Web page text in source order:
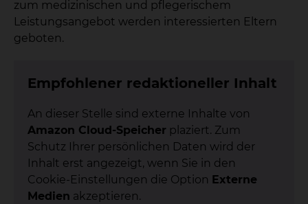
zum medizinischen und pflegerischem
Leistungsangebot werden interessierten Eltern
geboten.
Empfohlener redaktioneller Inhalt
An dieser Stelle sind externe Inhalte von
Amazon Cloud-Speicher plaziert. Zum
Schutz Ihrer persönlichen Daten wird der
Inhalt erst angezeigt, wenn Sie in den
Cookie-Einstellungen die Option Externe
Medien akzeptieren.